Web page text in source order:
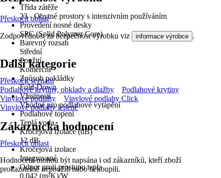
Třída zátěže
23 - Obytné prostory s intenzivním používáním
Provedení nosné desky
SPC (Solid Polymer Core)
Barevný rozsah
Střední
Použití
Komerční
Způsob pokládky
Fold-Down
Vlastnosti
Vhodné pro podlahové vytápění
Podlahové topení
Teplá voda
Kročejová izolace (dB)
12 dB
Kročejová izolace
Integrované
Odpor proti prostupu tepla
0,042 (m²K)/W
Přeskočit oblast
Zodpovědnost za bezpečnost výrobku viz informace výrobce .
Další kategorie
Přeskočit seznam
Podlahové krytiny, obklady a dlažby
Podlahové krytiny
Vinylové podlahy
Vinylové podlahy Click
Vinylové podlahy lepené
Zákaznická hodnocení
Přeskočit oblast
Hodnocení mohou být napsána i od zákazníků, kteří zboží
prokazatelně nepoužili nebo nekoupili.